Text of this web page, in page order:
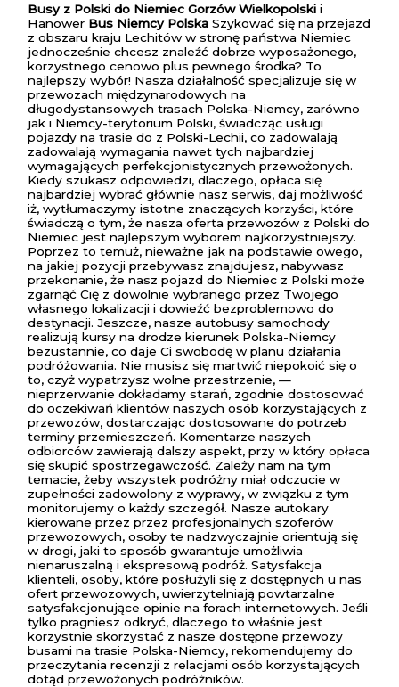
Busy z Polski do Niemiec Gorzów Wielkopolski i
Hanower Bus Niemcy Polska Szykować się na przejazd
z obszaru kraju Lechitów w stronę państwa Niemiec
jednocześnie chcesz znaleźć dobrze wyposażonego,
korzystnego cenowo plus pewnego środka? To
najlepszy wybór! Nasza działalność specjalizuje się w
przewozach międzynarodowych na
długodystansowych trasach Polska-Niemcy, zarówno
jak i Niemcy-terytorium Polski, świadcząc usługi
pojazdy na trasie do z Polski-Lechii, co zadowalają
zadowalają wymagania nawet tych najbardziej
wymagających perfekcjonistycznych przewożonych.
Kiedy szukasz odpowiedzi, dlaczego, opłaca się
najbardziej wybrać głównie nasz serwis, daj możliwość
iż, wytłumaczymy istotne znaczących korzyści, które
świadczą o tym, że nasza oferta przewozów z Polski do
Niemiec jest najlepszym wyborem najkorzystniejszy.
Poprzez to temuż, nieważne jak na podstawie owego,
na jakiej pozycji przebywasz znajdujesz, nabywasz
przekonanie, że nasz pojazd do Niemiec z Polski może
zgarnąć Cię z dowolnie wybranego przez Twojego
własnego lokalizacji i dowieźć bezproblemowo do
destynacji. Jeszcze, nasze autobusy samochody
realizują kursy na drodze kierunek Polska-Niemcy
bezustannie, co daje Ci swobodę w planu działania
podróżowania. Nie musisz się martwić niepokoić się o
to, czyż wypatrzysz wolne przestrzenie, —
nieprzerwanie dokładamy starań, zgodnie dostosować
do oczekiwań klientów naszych osób korzystających z
przewozów, dostarczając dostosowane do potrzeb
terminy przemieszczeń. Komentarze naszych
odbiorców zawierają dalszy aspekt, przy w który opłaca
się skupić spostrzegawczość. Zależy nam na tym
temacie, żeby wszystek podróżny miał odczucie w
zupełności zadowolony z wyprawy, w związku z tym
monitorujemy o każdy szczegół. Nasze autokary
kierowane przez przez profesjonalnych szoferów
przewozowych, osoby te nadzwyczajnie orientują się
w drogi, jaki to sposób gwarantuje umożliwia
nienaruszalną i ekspresową podróż. Satysfakcja
klienteli, osoby, które posłużyli się z dostępnych u nas
ofert przewozowych, uwierzytelniają powtarzalne
satysfakcjonujące opinie na forach internetowych. Jeśli
tylko pragniesz odkryć, dlaczego to właśnie jest
korzystnie skorzystać z nasze dostępne przewozy
busami na trasie Polska-Niemcy, rekomendujemy do
przeczytania recenzji z relacjami osób korzystających
dotąd przewożonych podróżników.